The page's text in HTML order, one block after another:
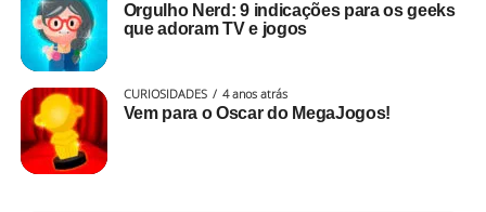
Orgulho Nerd: 9 indicações para os geeks
que adoram TV e jogos
CURIOSIDADES 4 anos atrás
Vem para o Oscar do MegaJogos!